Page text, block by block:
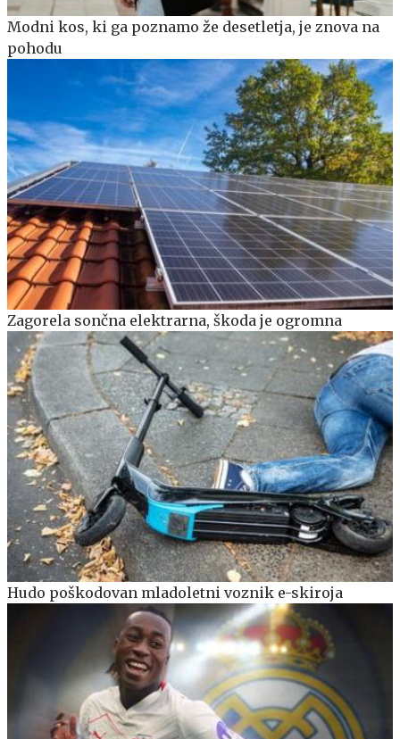
Modni kos, ki ga poznamo že desetletja, je znova na
pohodu
Zagorela sončna elektrarna, škoda je ogromna
Hudo poškodovan mladoletni voznik e-skiroja